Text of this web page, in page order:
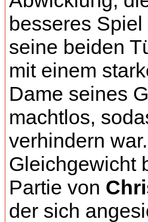
besseres
seine beiden
mit einem
Dame seines
machtlos,
verhindern
Gleichgewicht
Partie von
der sich